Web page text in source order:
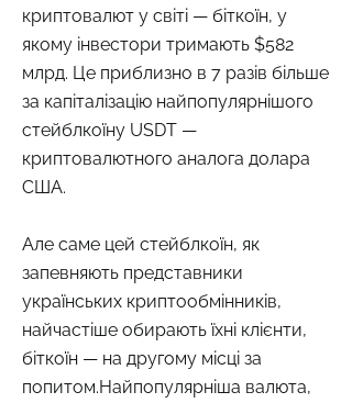
криптовалют у світі — біткоїн, у
якому інвестори тримають $582
млрд. Це приблизно в 7 разів більше
за капіталізацію найпопулярнішого
стейблкоїну USDT —
криптовалютного аналога долара
США.
Але саме цей стейблкоїн, як
запевняють представники
українських криптообмінників,
найчастіше обирають їхні клієнти,
біткоїн — на другому місці за
попитом.Найпопулярніша валюта,